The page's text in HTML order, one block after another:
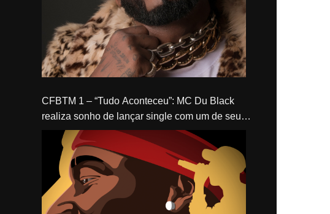
CFBTM 1 – “Tudo Aconteceu”: MC Du Black
realiza sonho de lançar single com um de seus
ídolos, Delacruz